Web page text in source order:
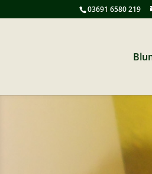
03691 6580 219